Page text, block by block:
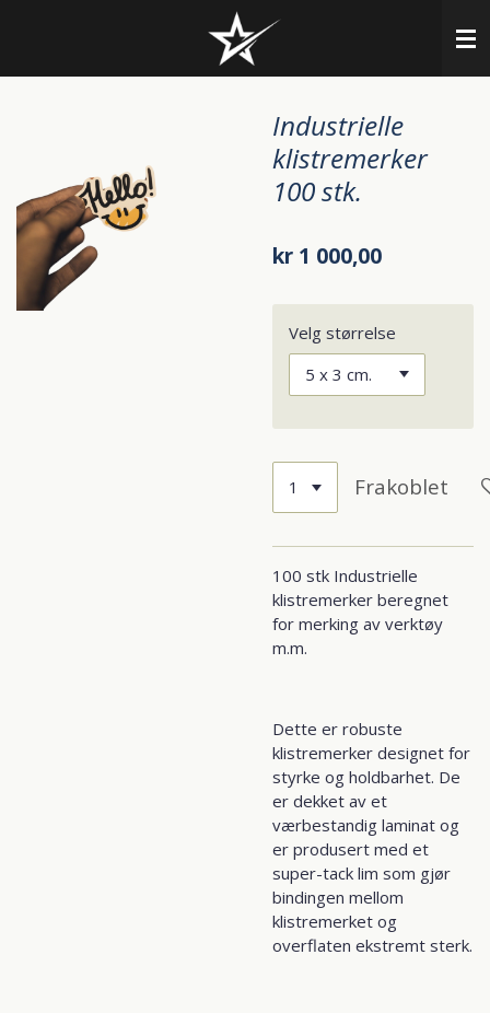
Industrielle
klistremerker
100 stk.
kr 1 000,00
Velg størrelse
Frakoblet
100 stk Industrielle
klistremerker beregnet
for merking av verktøy
m.m.
Dette er robuste
klistremerker designet for
styrke og holdbarhet. De
er dekket av et
værbestandig laminat og
er produsert med et
super-tack lim som gjør
bindingen mellom
klistremerket og
overflaten ekstremt sterk.